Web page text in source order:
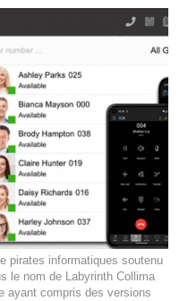
pirates informatiques soutenu
le nom de Labyrinth Collima
ayant compris des versions